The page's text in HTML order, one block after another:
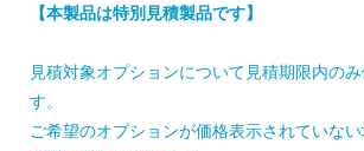
【本製品は特別見積製品です】
見積対象オプションについて見積期限内の
す。
ご希望のオプションが価格表示されていな